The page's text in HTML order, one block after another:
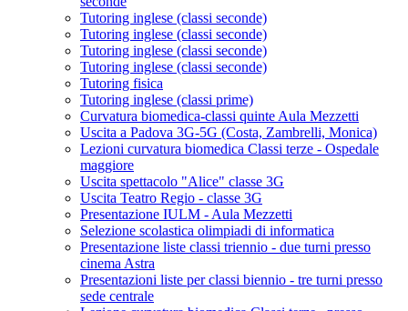
Tutoring inglese (classi seconde)
Tutoring inglese (classi seconde)
Tutoring inglese (classi seconde)
Tutoring inglese (classi seconde)
Tutoring fisica
Tutoring inglese (classi prime)
Curvatura biomedica-classi quinte Aula Mezzetti
Uscita a Padova 3G-5G (Costa, Zambrelli, Monica)
Lezioni curvatura biomedica Classi terze - Ospedale
maggiore
Uscita spettacolo "Alice" classe 3G
Uscita Teatro Regio - classe 3G
Presentazione IULM - Aula Mezzetti
Selezione scolastica olimpiadi di informatica
Presentazione liste classi triennio - due turni presso
cinema Astra
Presentazioni liste per classi biennio - tre turni presso
sede centrale